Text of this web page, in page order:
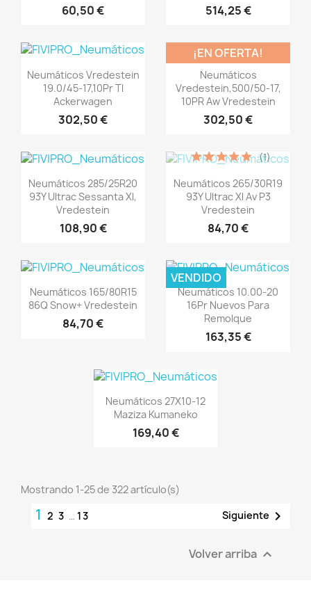
60,50 € 514,25 €
Vista rápida
Neumáticos Vredestein
19.0/45-17,10Pr Tl
Ackerwagen
302,50 €
Vista rápida
Neumáticos
Vredestein,500/50-17,
10PR Aw Vredestein
302,50 €
(1)
¡EN OFERTA!
Vista rápida
Neumáticos 285/25R20
93Y Ultrac Sessanta Xl,
Vredestein
108,90 €
Vista rápida
Neumáticos 265/30R19
93Y Ultrac Xl Av P3
Vredestein
84,70 €
(1)
Vista rápida
Neumáticos 165/80R15
86Q Snow+ Vredestein
84,70 €
Vista rápida
Neumáticos 10.00-20
16Pr Nuevos Para
Remolque
163,35 €
VENDIDO
Vista rápida
Neumáticos 27X10-12
Maziza Kumaneko
169,40 €
Mostrando 1-25 de 322 artículo(s)
1 2 3 … 13 Siguiente 
Volver arriba 